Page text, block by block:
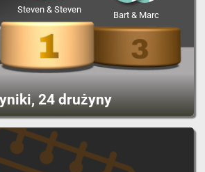
24 drużyny
Steven & Steven
Bart & Marc